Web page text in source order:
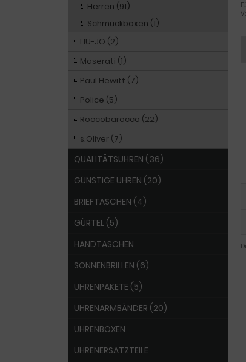
Herren (91)
Schmuckboxen (1)
LIU-JO (2)
Maserati (1)
Paul Hewitt (7)
Police (5)
Roccobarocco (22)
s.Oliver (7)
QUALITÄTSUHREN (36)
GÜNSTIGE UHREN (20)
BRIEFTASCHEN (4)
GÜRTEL (5)
HANDTASCHEN
SONNENBRILLEN (6)
UHRENPAKETE (5)
UHRENARMBÄNDER (20)
UHRENBOXEN
UHRENERSATZTEILE